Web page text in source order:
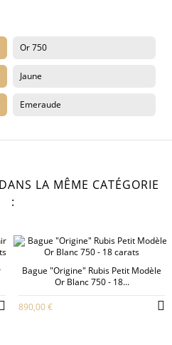
Or 750
Jaune
Emeraude
LA MÊME CATÉGORIE
:
Bague "Origine" Rubis Petit Modèle
Or Blanc 750 - 18...
890,00 €